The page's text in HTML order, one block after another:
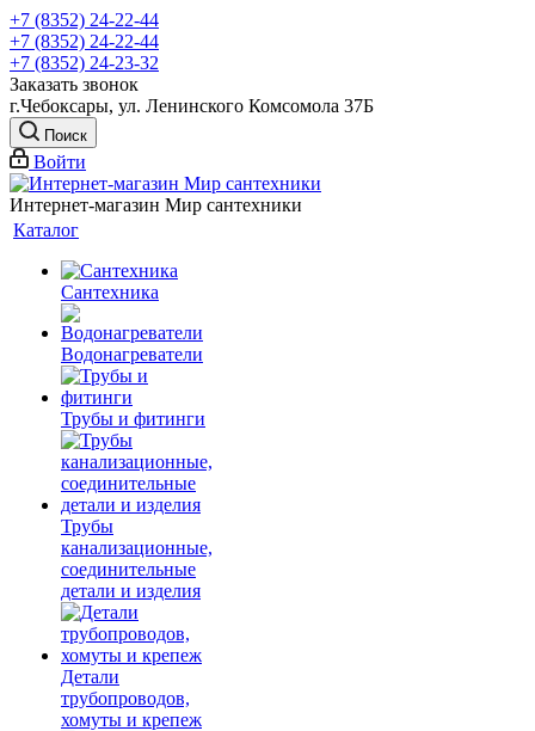
+7 (8352) 24-22-44
+7 (8352) 24-22-44
+7 (8352) 24-23-32
Заказать звонок
г.Чебоксары, ул. Ленинского Комсомола 37Б
Поиск
Войти
Интернет-магазин Мир сантехники
Каталог
Сантехника
Водонагреватели
Трубы и фитинги
Трубы
канализационные,
соединительные
детали и изделия
Детали
трубопроводов,
хомуты и крепеж